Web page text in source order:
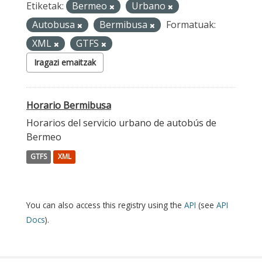
Etiketak: Bermeo
Urbano
Autobusa
Bermibusa
Formatuak:
XML
GTFS
Iragazi emaitzak
Horario Bermibusa
Horarios del servicio urbano de autobús de
Bermeo
GTFS XML
You can also access this registry using the API (see API
Docs).